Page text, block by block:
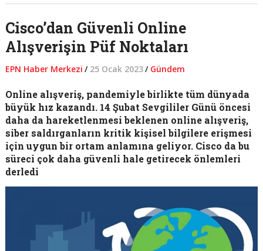
Cisco’dan Güvenli Online
Alışverişin Püf Noktaları
EPN Haber Merkezi / 25 Ocak 2023/ Gündem
Online alışveriş, pandemiyle birlikte tüm dünyada
büyük hız kazandı. 14 Şubat Sevgililer Günü öncesi
daha da hareketlenmesi beklenen online alışveriş,
siber saldırganların kritik kişisel bilgilere erişmesi
için uygun bir ortam anlamına geliyor. Cisco da bu
süreci çok daha güvenli hale getirecek önlemleri
derledi